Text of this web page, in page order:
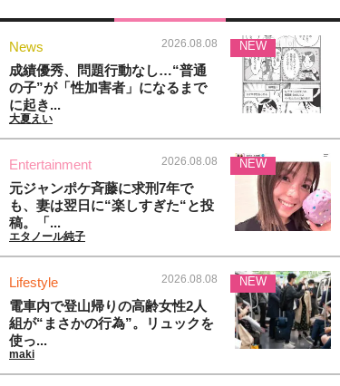
News 2026.08.08
成績優秀、問題行動なし…“普通
の子”が「性加害者」になるまで
に起き...
大夏えい
NEW
Entertainment 2026.08.08
元ジャンポケ斉藤に求刑7年で
も、妻は翌日に“楽しすぎた“と投
稿。「...
エタノール純子
NEW
Lifestyle 2026.08.08
電車内で登山帰りの高齢女性2人
組が“まさかの行為”。リュックを
使っ...
maki
NEW